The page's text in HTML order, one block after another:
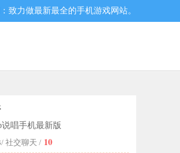
致力做最新最全的手机游戏网站。
带给用户别具一格的互动体验！
说唱手机最新版
/ 社交聊天 / 10